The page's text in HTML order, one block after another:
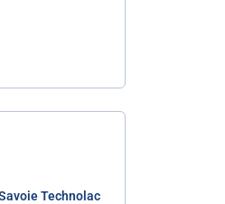
Technolac